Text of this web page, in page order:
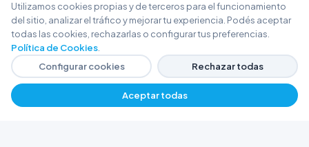
Utilizamos cookies propias y de terceros para el funcionamiento
del sitio, analizar el tráfico y mejorar tu experiencia. Podés aceptar
todas las cookies, rechazarlas o configurar tus preferencias.
Política de Cookies
Configurar cookies
Rechazar todas
Aceptar todas